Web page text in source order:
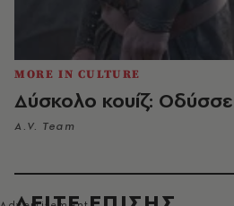
MORE IN CULTURE
Δύσκολο κουίζ:
A.V. Team